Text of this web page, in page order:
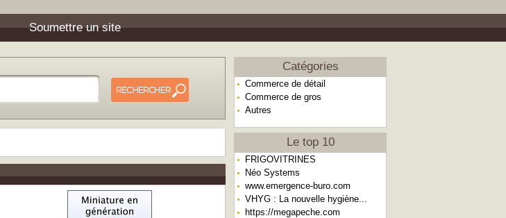
Soumettre un site
Catégories
Commerce de détail
Commerce de gros
Autres
Le top 10
FRIGOVITRINES
Néo Systems
www.emergence-buro.com
VHYG : La nouvelle hygiène...
https://megapeche.com